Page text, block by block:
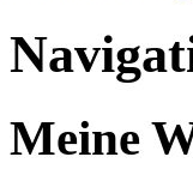
Meine